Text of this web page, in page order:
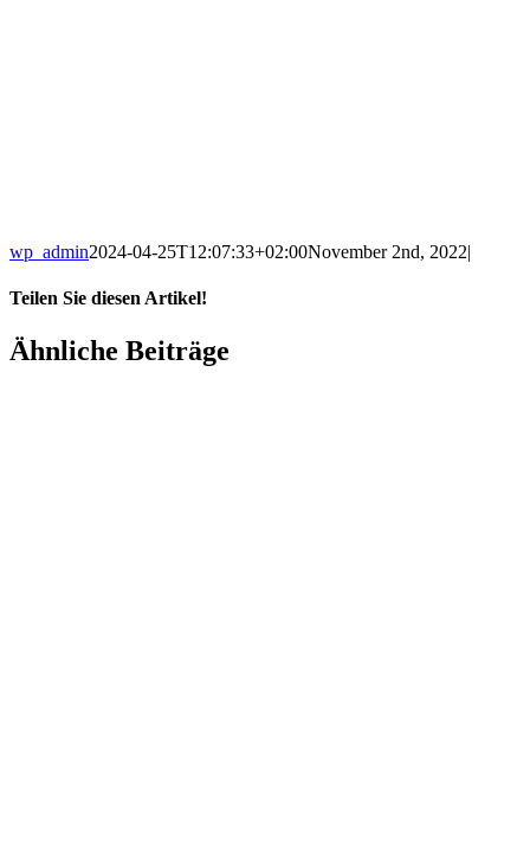
wp_admin2024-04-25T12:07:33+02:00November 2nd, 2022|
Teilen Sie diesen Artikel!
Ähnliche Beiträge